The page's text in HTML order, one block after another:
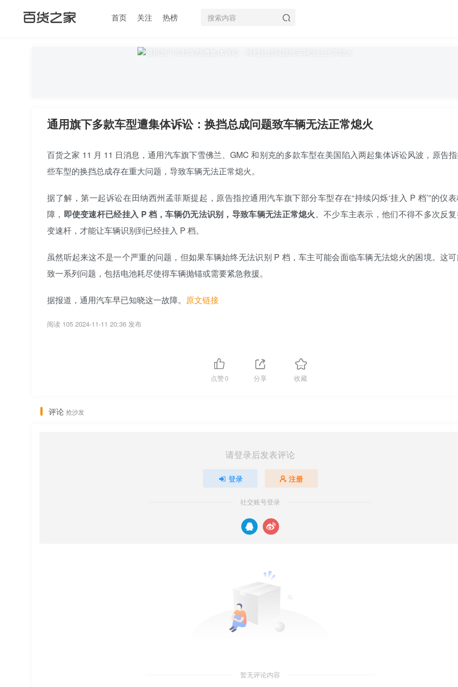
首页 关注 热榜
通用旗下多款车型遭集体诉讼：换挡总成问题致车辆无法正常熄火
百货之家 11 月 11 日消息，通用汽车旗下雪佛兰、GMC 和别克的多款车型在美国陷入两起集体诉讼风波，原告
些车型的换挡总成存在重大问题，导致车辆无法正常熄火。
据了解，第一起诉讼在田纳西州孟菲斯提起，原告指控通用汽车旗下部分车型存在“持续闪烁‘挂入 P 档’”的仪
障， 即使变速杆已经挂入 P 档，车辆仍无法识别，导致车辆无法正常熄火。不少车主表示，他们不得不多次反
变速杆，才能让车辆识别到已经挂入 P 档。
虽然听起来这不是一个严重的问题，但如果车辆始终无法识别 P 档，车主可能会面临车辆无法熄火的困境。这
致一系列问题，包括电池耗尽使得车辆抛锚或需要紧急救援。
据报道，通用汽车早已知晓这一故障。 原文链接
阅读 105 2024-11-11 20:36 发布
点赞0 分享 收藏
评论 抢沙发
请登录后发表评论
登录 注册
社交账号登录
暂无评论内容